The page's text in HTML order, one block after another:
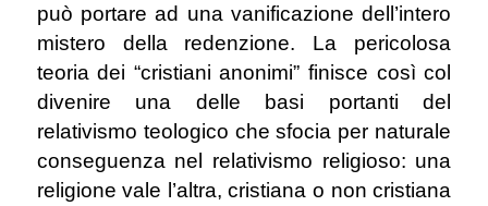
può portare ad una vanificazione dell’intero
mistero della redenzione. La pericolosa
teoria dei “cristiani anonimi” finisce così col
divenire una delle basi portanti del
relativismo teologico che sfocia per naturale
conseguenza nel relativismo religioso: una
religione vale l’altra, cristiana o non cristiana